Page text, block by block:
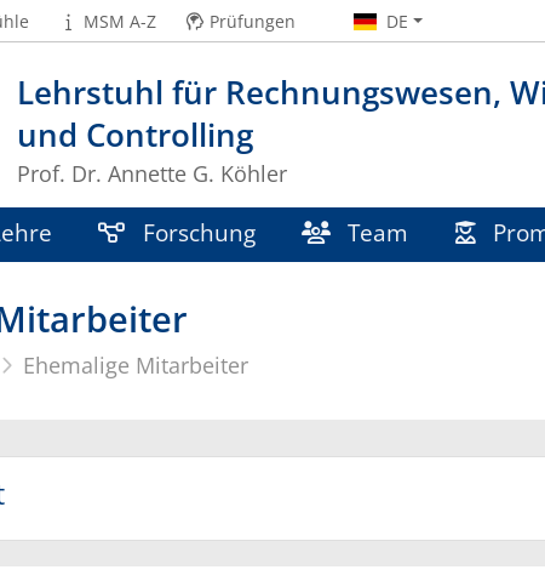
Lehrstuhl für Rechnungswesen,
und Controlling
Prof. Dr. Annette G. Köhler
MSM A-Z Prüfungen DE
Forschung Team
Ehemalige Mitarbeiter